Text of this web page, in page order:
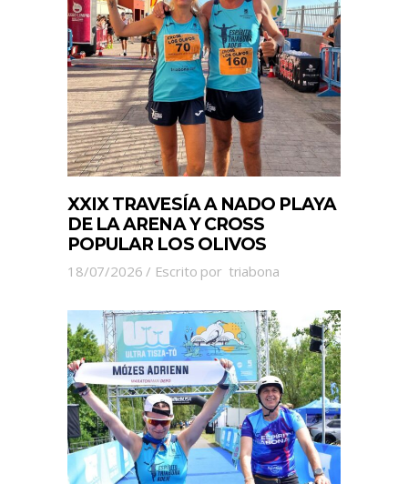
XXIX TRAVESÍA A NADO PLAYA
DE LA ARENA Y CROSS
POPULAR LOS OLIVOS
18/07/2026 Escrito por triabona